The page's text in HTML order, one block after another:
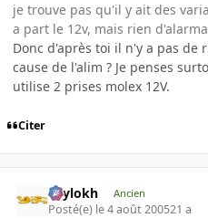
je trouve pas qu'il y ait des
a part le 12v, mais rien
Donc d'après toi il n'y a pas de
cause de l'alim ? Je penses
utilise 2 prises molex 12V.
Citer
Psylokh Ancien
Posté(e) le 4 août 200521 a